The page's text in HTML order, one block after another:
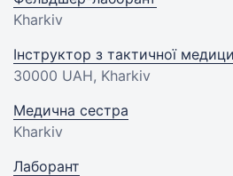
Kharkiv
Інструктор з тактичної
30000 UAH, Kharkiv
Медична сестра
Kharkiv
Лаборант